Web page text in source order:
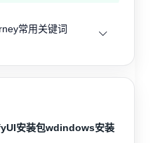
常用关键词
安装包wdindows安装